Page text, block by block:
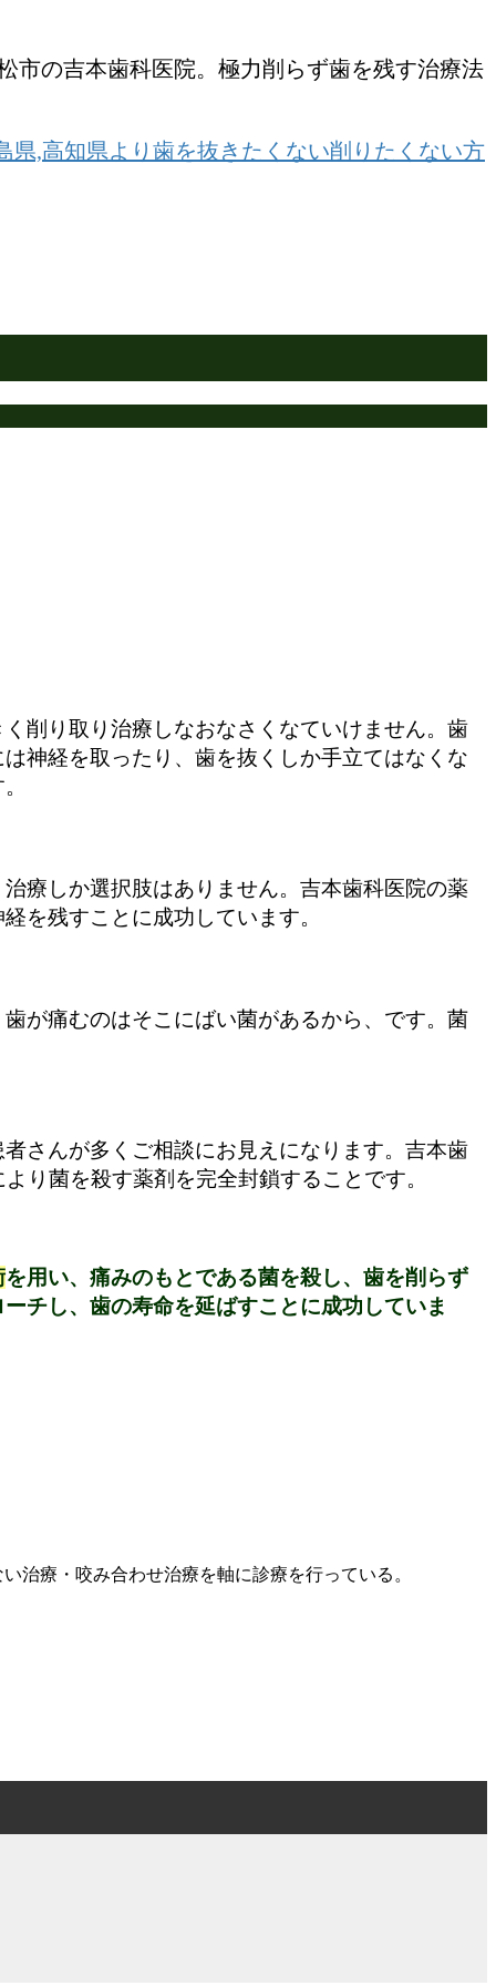
市の吉本歯科医院。極力削らず歯を残す治療法
削り取り治療しなおなさくなていけません。歯
神経を取ったり、歯を抜くしか手立てはなくな
療しか選択肢はありません。吉本歯科医院の薬
を残すことに成功しています。
が痛むのはそこにばい菌があるから、です。菌
さんが多くご相談にお見えになります。吉本歯
り菌を殺す薬剤を完全封鎖することです。
を用い、痛みのもとである菌を殺し、歯を削らず
し、歯の寿命を延ばすことに成功していま
治療・咬み合わせ治療を軸に診療を行っている。